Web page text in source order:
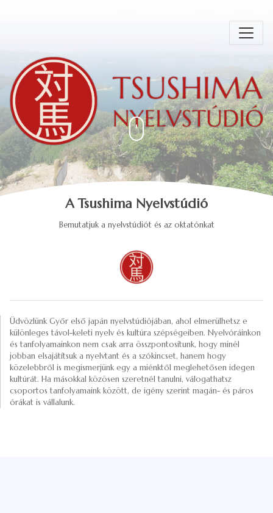
A Tsushima Nyelvstúdió
Bemutatjuk a nyelvstúdiót és az oktatónkat
Üdvözlünk Győr első japán nyelvstúdiójában, ahol elmerülhetsz e
különleges távol-keleti nyelv és kultúra szépségeiben. Nyelvóráinkon
és tanfolyamainkon nem csak arra összpontosítunk, hogy minél
jobban elsajátítsuk a nyelvtant és a szókincset, hanem hogy
közelebbről is megismerjünk egy a miénktől meglehetősen idegen
kultúrát. Ha másokkal közösen szeretnél tanulni, válogathatsz
csoportos tanfolyamaink között, de igény szerint magán- és páros
órákat is vállalunk.